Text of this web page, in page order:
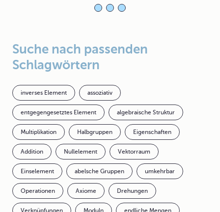
Suche nach passenden
Schlagwörtern
inverses Element assoziativ
entgegengesetztes Element algebraische Struktur
Multiplikation Halbgruppen Eigenschaften
Addition Nullelement Vektorraum
Einselement abelsche Gruppen umkehrbar
Operationen Axiome Drehungen
Verknüpfungen Moduln endliche Mengen